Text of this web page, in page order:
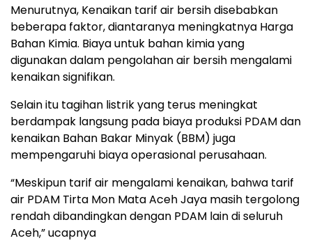
Menurutnya, Kenaikan tarif air bersih disebabkan
beberapa faktor, diantaranya meningkatnya Harga
Bahan Kimia. Biaya untuk bahan kimia yang
digunakan dalam pengolahan air bersih mengalami
kenaikan signifikan.
Selain itu tagihan listrik yang terus meningkat
berdampak langsung pada biaya produksi PDAM dan
kenaikan Bahan Bakar Minyak (BBM) juga
mempengaruhi biaya operasional perusahaan.
“Meskipun tarif air mengalami kenaikan, bahwa tarif
air PDAM Tirta Mon Mata Aceh Jaya masih tergolong
rendah dibandingkan dengan PDAM lain di seluruh
Aceh,” ucapnya